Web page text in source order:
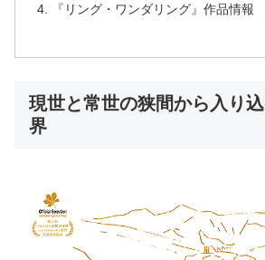
『リング・ワンダリング』作品情報
現世と常世の狭間から入り
界